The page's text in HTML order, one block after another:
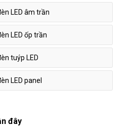
LED âm trần
LED ốp trần
tuýp LED
LED panel
đây